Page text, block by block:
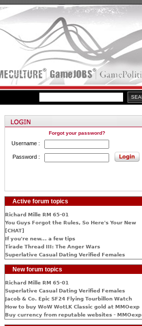
Forgot your password?
Username :
Password :
Active forum topics
Richard Mille RM 65-01
You Guys Forgot the Rules, So Here's Your New
[CHAT]
If you're new... a few tips
Tirade Thread III: The Anger Wars
Superlative Сasual Dating Verified Females
New forum topics
Richard Mille RM 65-01
Superlative Сasual Dating Verified Females
Jacob & Co. Epic SF24 Flying Tourbillon Watch
How to buy WoW WotLK Classic gold at MMOexp
Buy currency from reputable websites - MMOexp